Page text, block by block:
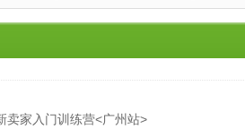
卖家入门训练营<广州站>